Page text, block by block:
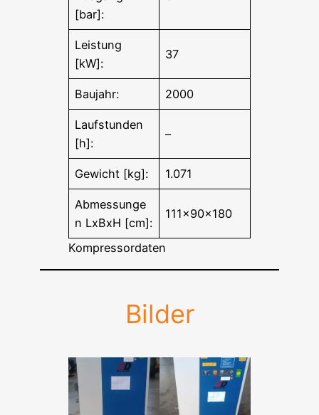
[bar]:
Leistung
[kW]:
37
Baujahr: 2000
Laufstunden
[h]:
–
Gewicht [kg]: 1.071
Abmessunge
n LxBxH [cm]:
111x90x180
Kompressordaten
Bilder